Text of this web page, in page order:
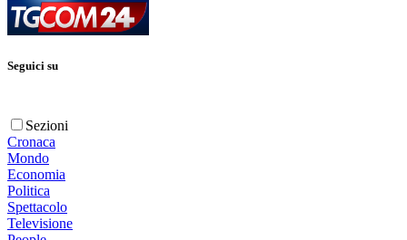
Seguici su
Sezioni
Cronaca
Mondo
Economia
Politica
Spettacolo
Televisione